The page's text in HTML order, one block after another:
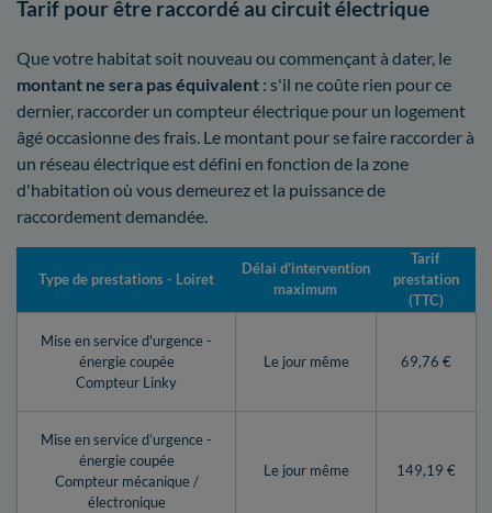
Tarif pour être raccordé au circuit électrique
Que votre habitat soit nouveau ou commençant à dater, le
montant ne sera pas équivalent : s'il ne coûte rien pour ce
dernier, raccorder un compteur électrique pour un logement
âgé occasionne des frais. Le montant pour se faire raccorder à
un réseau électrique est défini en fonction de la zone
d'habitation où vous demeurez et la puissance de
raccordement demandée.
Type de prestations - Loiret
Délai d’intervention
maximum
Tarif
prestation
(TTC)
Mise en service d'urgence -
énergie coupée
Compteur Linky
Le jour même 69,76 €
Mise en service d’urgence -
énergie coupée
Compteur mécanique /
électronique
Le jour même 149,19 €